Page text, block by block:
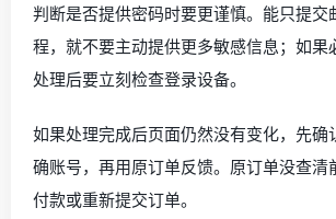
判断是否提供密码时要更谨慎。能只提交
程，就不要主动提供更多敏感信息；如果
处理后要立刻检查登录设备。
如果处理完成后页面仍然没有变化，先确
确账号，再用原订单反馈。原订单没查清
付款或重新提交订单。